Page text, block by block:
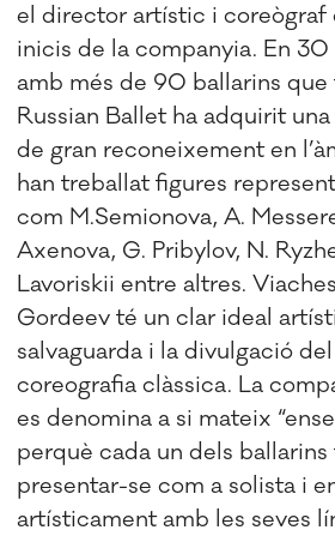
el director artístic i coreògraf
inicis de la companyia. En 30
amb més de 90 ballarins
Russian Ballet ha adquirit
de gran reconeixement en
han treballat figures
com M.Semionova, A.
Axenova, G. Pribylov, N.
Lavoriskii entre altres.
Gordeev té un clar ideal
salvaguarda i la divulgació
coreografia clàssica. La
es denomina a si mateix
perquè cada un dels
presentar-se com a solista i
artísticament amb les seves